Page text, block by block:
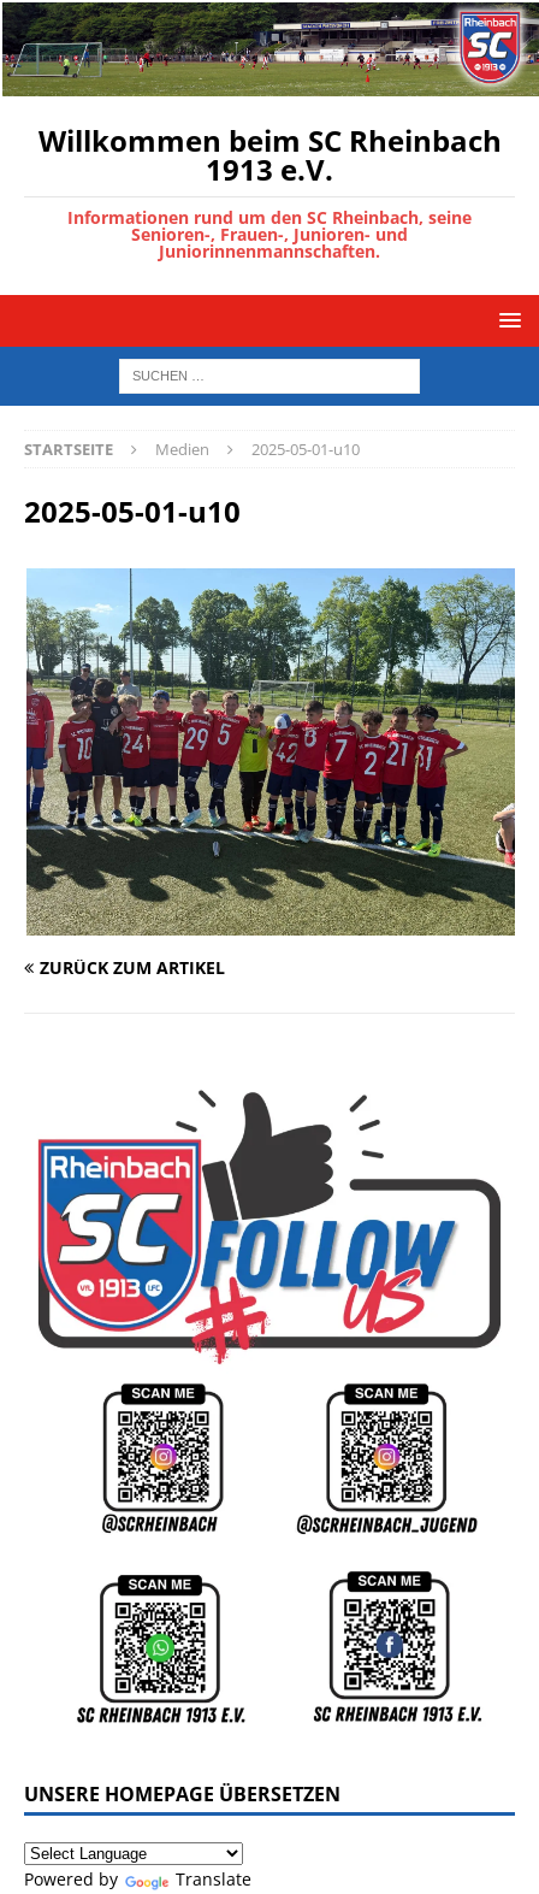
Willkommen beim SC Rheinbach
1913 e.V.
Informationen rund um den SC Rheinbach, seine
Senioren-, Frauen-, Junioren- und
Juniorinnenmannschaften.
STARTSEITE Medien 2025-05-01-u10
2025-05-01-u10
ZURÜCK ZUM ARTIKEL
UNSERE HOMEPAGE ÜBERSETZEN
Powered by Translate